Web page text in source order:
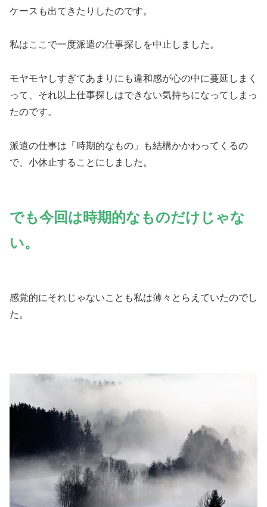
ケースも出てきたりしたのです。
私はここで一度派遣の仕事探しを中止しました。
モヤモヤしすぎてあまりにも違和感が心の中に蔓延しまく
って、それ以上仕事探しはできない気持ちになってしまっ
たのです。
派遣の仕事は「時期的なもの」も結構かかわってくるの
で、小休止することにしました。
でも今回は時期的なものだけじゃな
い。
感覚的にそれじゃないことも私は薄々とらえていたのでし
た。